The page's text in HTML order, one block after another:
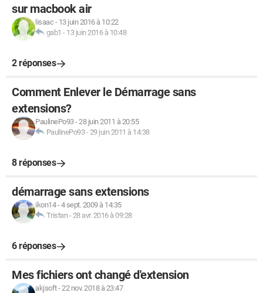
sur macbook air
lisaac - 13 juin 2016 à 10:22
gab1 - 13 juin 2016 à 10:48
2 réponses
Comment Enlever le Démarrage sans
extensions?
PaulinePo93-28 juin 2011 à 20:55
PaulinePo93-29 juin 2011 à 14:38
8 réponses
démarrage sans extensions
ikon14-4 sept. 2009 à 14:35
Tristan-28 avr. 2016 à 09:28
6 réponses
Mes fichiers ont changé d'extension
akjsoft-22 nov. 2018 à 23:47